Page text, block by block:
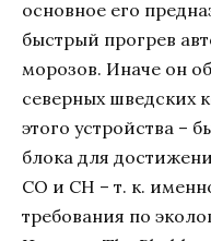
основное его
быстрый прогрев
морозов. Иначе он
северных шведских
этого устройства –
блока для
СО и СН – т. к.
требования по